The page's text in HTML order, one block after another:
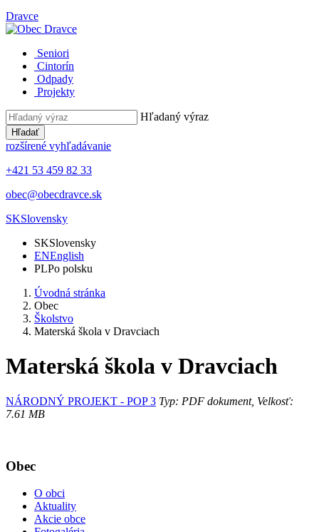
Dravce
Seniori
Cintorín
Odpady
Projekty
Hľadaný výraz
Hľadať
rozšírené vyhľadávanie
+421 53 459 82 33
obec@obecdravce.sk
SKSlovensky
SKSlovensky
ENEnglish
PLPo polsku
Úvodná stránka
Obec
Školstvo
Materská škola v Dravciach
Materská škola v Dravciach
NÁRODNÝ PROJEKT - POP 3 Typ: PDF dokument, Velkosť:
7.61 MB
Obec
O obci
Aktuality
Akcie obce